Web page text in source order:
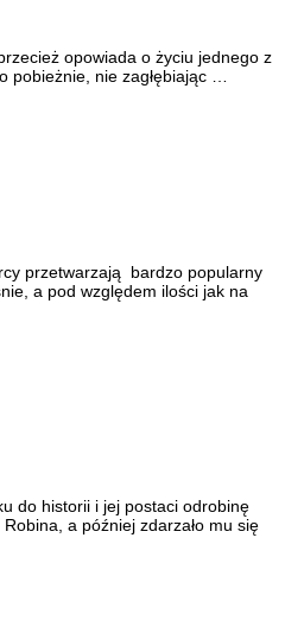
opowiada o życiu jednego z
pobieżnie, nie zagłębiając …
przetwarzają bardzo popularny
a pod względem ilości jak na
do historii i jej postaci odrobinę
a później zdarzało mu się